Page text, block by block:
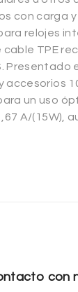
con carga
relojes
cable TPE
Presentado
accesorios
un uso
A/(15W),
con